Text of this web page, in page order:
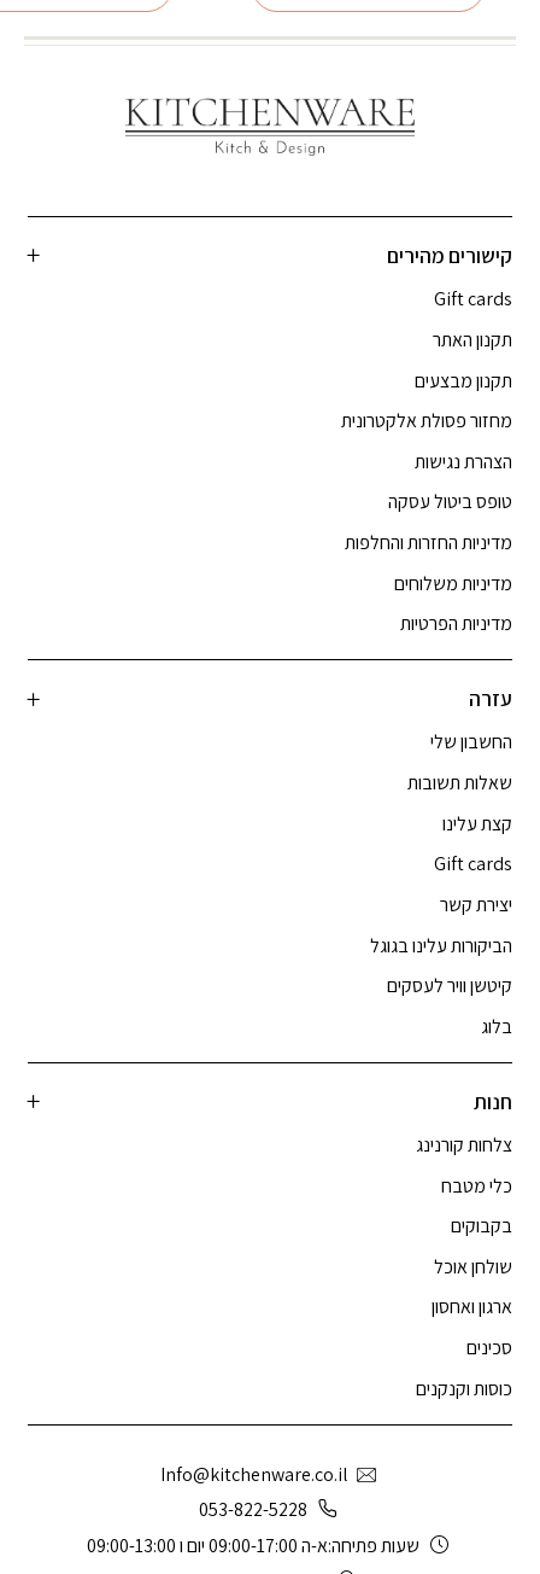
קישורים מהירים
Gift cards
תקנון האתר
תקנון מבצעים
מחזור פסולת אלקטרונית
הצהרת נגישות
טופס ביטול עסקה
מדיניות החזרות והחלפות
מדיניות משלוחים
מדיניות הפרטיות
עזרה
החשבון שלי
שאלות תשובות
קצת עלינו
Gift cards
יצירת קשר
הביקורות עלינו בגוגל
קיטשן וויר לעסקים
בלוג
חנות
צלחות קורנינג
כלי מטבח
בקבוקים
שולחן אוכל
ארגון ואחסון
סכינים
כוסות וקנקנים
Info@kitchenware.co.il
053-822-5228
שעות פתיחה:א-ה 09:00-17:00 יום ו 09:00-13:00